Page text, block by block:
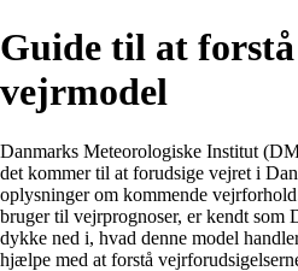
Guide til at
vejrmodel
Danmarks Meteorologiske Institut
det kommer til at forudsige vejret i
oplysninger om kommende
bruger til vejrprognoser, er kendt
dykke ned i, hvad denne model
hjælpe med at forstå